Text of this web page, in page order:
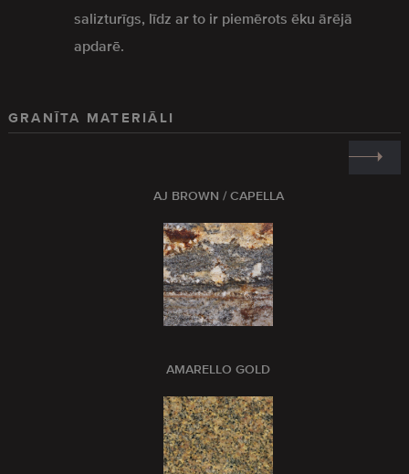
salizturīgs, līdz ar to ir piemērots ēku ārējā
apdarē.
GRANĪTA MATERIĀLI
AJ BROWN / CAPELLA
AMARELLO GOLD